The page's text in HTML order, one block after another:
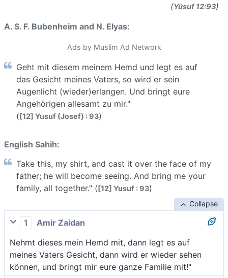
(Yūsuf 12:93)
A. S. F. Bubenheim and N. Elyas:
Ads by Muslim Ad Network
Geht mit diesem meinem Hemd und legt es auf
das Gesicht meines Vaters, so wird er sein
Augenlicht (wieder)erlangen. Und bringt eure
Angehörigen allesamt zu mir."
([12] Yusuf (Josef) : 93)
English Sahih:
Take this, my shirt, and cast it over the face of my
father; he will become seeing. And bring me your
family, all together." ([12] Yusuf : 93)
Collapse
1
Amir Zaidan
Nehmt dieses mein Hemd mit, dann legt es auf
meines Vaters Gesicht, dann wird er wieder sehen
können, und bringt mir eure ganze Familie mit!"